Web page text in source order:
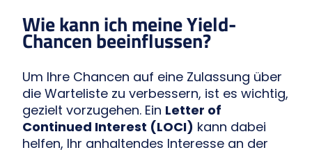
Wie kann ich meine Yield-
Chancen beeinflussen?
Um Ihre Chancen auf eine Zulassung über
die Warteliste zu verbessern, ist es wichtig,
gezielt vorzugehen. Ein Letter of
Continued Interest (LOCI) kann dabei
helfen, Ihr anhaltendes Interesse an der